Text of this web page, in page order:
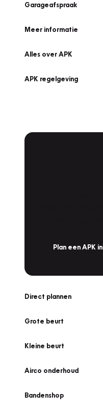
Garageafspraak
Meer informatie
Alles over APK
APK regelgeving
Plan een APK in
Direct plannen
Grote beurt
Kleine beurt
Airco onderhoud
Bandenshop